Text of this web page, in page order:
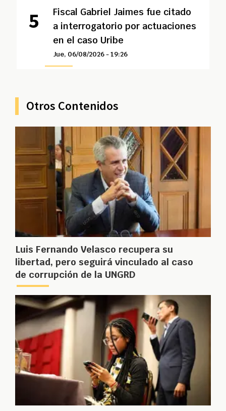
Fiscal Gabriel Jaimes fue citado
a interrogatorio por actuaciones
en el caso Uribe
Jue, 06/08/2026 - 19:26
Otros Contenidos
Luis Fernando Velasco recupera su
libertad, pero seguirá vinculado al caso
de corrupción de la UNGRD